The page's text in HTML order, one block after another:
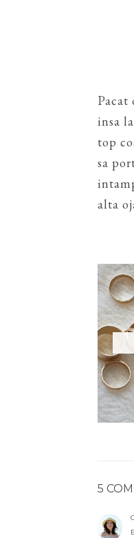
Pacat
insa
top
sa
alta
5